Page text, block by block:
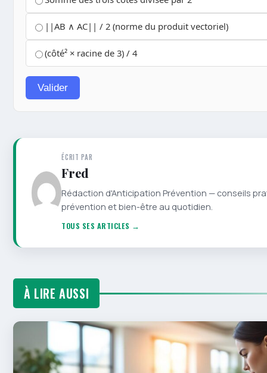
||AB ∧ AC|| / 2 (norme du produit vectoriel)
(côté² × racine de 3) / 4
Valider
ÉCRIT PAR
Fred
Rédaction d'Anticipation Prévention — conseils
prévention et bien-être au quotidien.
TOUS SES ARTICLES →
À LIRE AUSSI